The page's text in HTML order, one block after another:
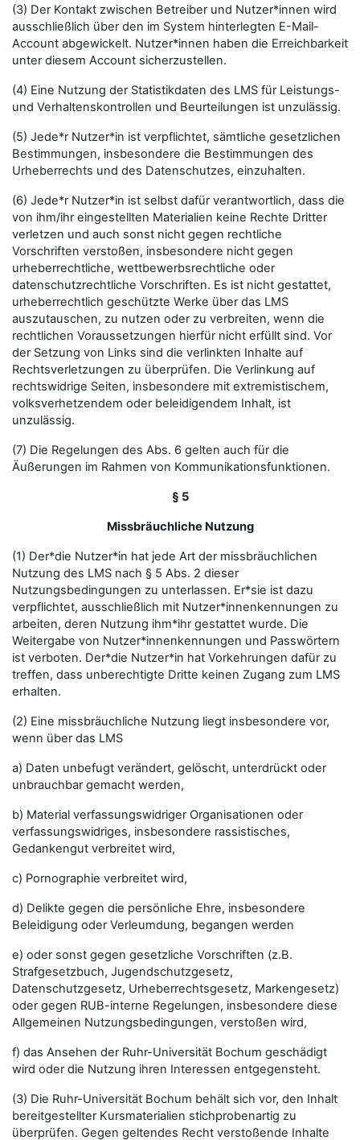
(3) Der Kontakt zwischen Betreiber und Nutzer*innen wird
ausschließlich über den im System hinterlegten E-Mail-
Account abgewickelt. Nutzer*innen haben die Erreichbarkeit
unter diesem Account sicherzustellen.
(4) Eine Nutzung der Statistikdaten des LMS für Leistungs-
und Verhaltenskontrollen und Beurteilungen ist unzulässig.
(5) Jede*r Nutzer*in ist verpflichtet, sämtliche gesetzlichen
Bestimmungen, insbesondere die Bestimmungen des
Urheberrechts und des Datenschutzes, einzuhalten.
(6) Jede*r Nutzer*in ist selbst dafür verantwortlich, dass die
von ihm/ihr eingestellten Materialien keine Rechte Dritter
verletzen und auch sonst nicht gegen rechtliche
Vorschriften verstoßen, insbesondere nicht gegen
urheberrechtliche, wettbewerbsrechtliche oder
datenschutzrechtliche Vorschriften. Es ist nicht gestattet,
urheberrechtlich geschützte Werke über das LMS
auszutauschen, zu nutzen oder zu verbreiten, wenn die
rechtlichen Voraussetzungen hierfür nicht erfüllt sind. Vor
der Setzung von Links sind die verlinkten Inhalte auf
Rechtsverletzungen zu überprüfen. Die Verlinkung auf
rechtswidrige Seiten, insbesondere mit extremistischem,
volksverhetzendem oder beleidigendem Inhalt, ist
unzulässig.
(7) Die Regelungen des Abs. 6 gelten auch für die
Äußerungen im Rahmen von Kommunikationsfunktionen.
§ 5
Missbräuchliche Nutzung
(1) Der*die Nutzer*in hat jede Art der missbräuchlichen
Nutzung des LMS nach § 5 Abs. 2 dieser
Nutzungsbedingungen zu unterlassen. Er*sie ist dazu
verpflichtet, ausschließlich mit Nutzer*innenkennungen zu
arbeiten, deren Nutzung ihm*ihr gestattet wurde. Die
Weitergabe von Nutzer*innenkennungen und Passwörtern
ist verboten. Der*die Nutzer*in hat Vorkehrungen dafür zu
treffen, dass unberechtigte Dritte keinen Zugang zum LMS
erhalten.
(2) Eine missbräuchliche Nutzung liegt insbesondere vor,
wenn über das LMS
a) Daten unbefugt verändert, gelöscht, unterdrückt oder
unbrauchbar gemacht werden,
b) Material verfassungswidriger Organisationen oder
verfassungswidriges, insbesondere rassistisches,
Gedankengut verbreitet wird,
c) Pornographie verbreitet wird,
d) Delikte gegen die persönliche Ehre, insbesondere
Beleidigung oder Verleumdung, begangen werden
e) oder sonst gegen gesetzliche Vorschriften (z.B.
Strafgesetzbuch, Jugendschutzgesetz,
Datenschutzgesetz, Urheberrechtsgesetz, Markengesetz)
oder gegen RUB-interne Regelungen, insbesondere diese
Allgemeinen Nutzungsbedingungen, verstoßen wird,
f) das Ansehen der Ruhr-Universität Bochum geschädigt
wird oder die Nutzung ihren Interessen entgegensteht.
(3) Die Ruhr-Universität Bochum behält sich vor, den Inhalt
bereitgestellter Kursmaterialien stichprobenartig zu
überprüfen. Gegen geltendes Recht verstoßende Inhalte